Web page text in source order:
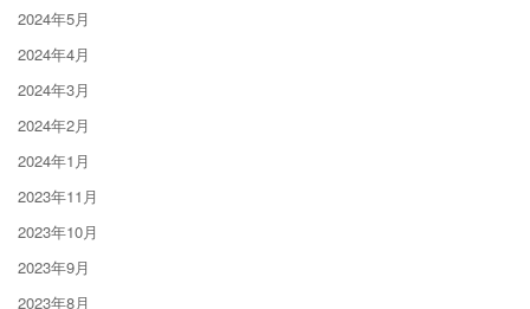
2024年5月
2024年4月
2024年3月
2024年2月
2024年1月
2023年11月
2023年10月
2023年9月
2023年8月